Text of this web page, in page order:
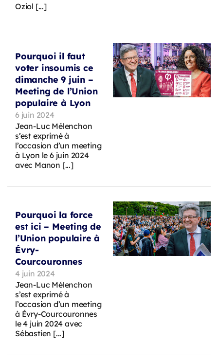
Oziol [...]
Pourquoi il faut
voter insoumis ce
dimanche 9 juin –
Meeting de l’Union
populaire à Lyon
6 juin 2024
Jean-Luc Mélenchon
s’est exprimé à
l’occasion d’un meeting
à Lyon le 6 juin 2024
avec Manon [...]
Pourquoi la force
est ici – Meeting de
l’Union populaire à
Évry-
Courcouronnes
4 juin 2024
Jean-Luc Mélenchon
s’est exprimé à
l’occasion d’un meeting
à Évry-Courcouronnes
le 4 juin 2024 avec
Sébastien [...]